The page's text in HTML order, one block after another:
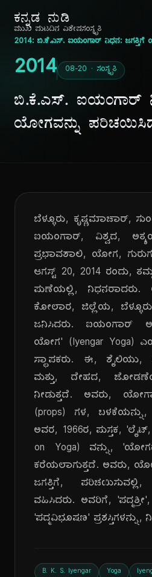
ಕನ್ನಡ ನುಡಿ
ಮುಖ ಪುಟದಿನ ವಿಶೇಷಸಂಸ್ಕೃತಿ
2014 08-20 · ಸಂಸ್ಕೃತಿ
ಬಿ.ಕೆ.ಎಸ್. ಐಯಂಗಾರ್
ಯೋಗವನ್ನು ಪರಿಚಯಿಸಿದ
ಬೆಳ್ಳೂರು, ಕೃಷ್ಣಮಾಚಾರ್,
ಐಯಂಗಾರ್, ವಿಶ್ವದ,
ಪ್ರಭಾವಶಾಲಿ, ಯೋಗ,
ಆಗಸ್ಟ್ 20, 2014 ರಂದು,
ಪುಣೆಯಲ್ಲಿ, ನಿಧನರಾದರು.
ಕೋಲಾರ, ಜಿಲ್ಲೆಯ,
ಜನಿಸಿದರು. ಐಯಂಗಾರ್
ಯೋಗ' (Iyengar Yoga)
ಸ್ಥಾಪಕರು. ಈ, ಶೈಲಿಯು,
ಮತ್ತು, ದೇಹದ,
ನೀಡುತ್ತದೆ. ಅವರು,
(props) ಗಳ, ಬಳಕೆಯನ್ನು,
ಅವರ, 1966ರ, ಪುಸ್ತಕ,
on Yoga) ವನ್ನು,
ಕರೆಯಲಾಗುತ್ತದೆ. ಅವರು,
ಜಗತ್ತಿಗೆ,
ವಹಿಸಿದರು. ಅವರಿಗೆ,
'ಪದ್ಮವಿಭೂಷಣ'
B. K. S. Iyengar Yoga